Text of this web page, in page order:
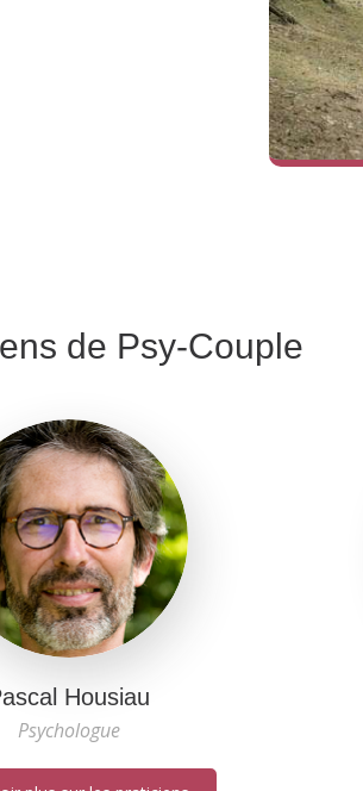
de Psy-Couple
Housiau
Psychologue